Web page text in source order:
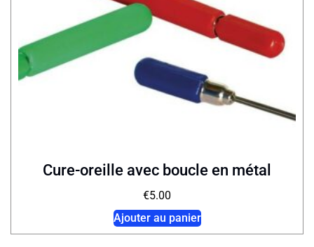
Cure-oreille avec boucle en métal
€5.00
Ajouter au panier